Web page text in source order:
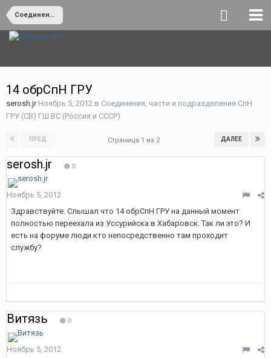
Соединения, части и подразделения СпН ГРУ (СВ) ГШ ВС (Россия и СССР)
14 обрСпН ГРУ
serosh.jr Ноябрь 5, 2012 в Соединения, части и подразделения СпН
ГРУ (СВ) ГШ ВС (Россия и СССР)
ПРЕД ДАЛЕЕ
Страница 1 из 2
serosh.jr 0
Ноябрь 5, 2012
Здравствуйте. Слышал что 14 обрСпН ГРУ на данный момент
полностью переехала из Уссурийска в Хабаровск. Так ли это? И
есть на форуме люди кто непосредственно там проходит
службу?
Витязь 0
Ноябрь 5, 2012